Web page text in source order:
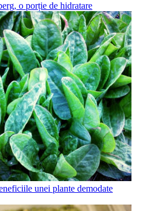
o porție de hidratare
unei plante demodate